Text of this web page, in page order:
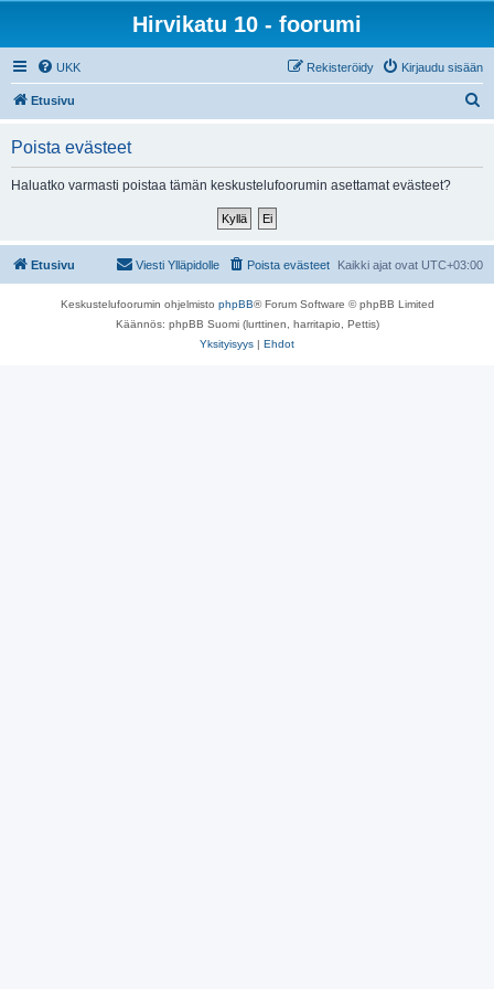
Hirvikatu 10 - foorumi
UKK Kirjaudu sisään
Rekisteröidy
Etusivu
Poista evästeet
Haluatko varmasti poistaa tämän keskustelufoorumin asettamat evästeet?
Etusivu Kaikki ajat ovat UTC+03:00
Poista evästeet
Viesti Ylläpidolle
Keskustelufoorumin ohjelmisto phpBB® Forum Software © phpBB Limited
Käännös: phpBB Suomi (lurttinen, harritapio, Pettis)
Yksityisyys | Ehdot